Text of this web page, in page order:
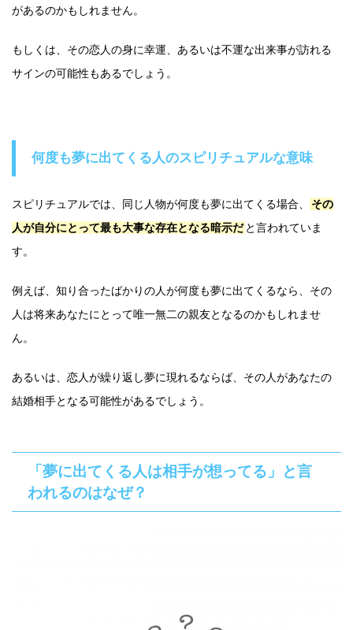
があるのかもしれません。
もしくは、その恋人の身に幸運、あるいは不運な出来事が訪れる
サインの可能性もあるでしょう。
何度も夢に出てくる人のスピリチュアルな意味
スピリチュアルでは、同じ人物が何度も夢に出てくる場合、
その
人が自分にとって最も大事な存在となる暗示だ と言われていま
す。
例えば、知り合ったばかりの人が何度も夢に出てくるなら、その
人は将来あなたにとって唯一無二の親友となるのかもしれませ
ん。
あるいは、恋人が繰り返し夢に現れるならば、その人があなたの
結婚相手となる可能性があるでしょう。
「夢に出てくる人は相手が想ってる」と言
われるのはなぜ？